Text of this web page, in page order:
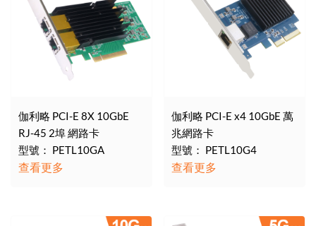
伽利略 PCI-E 8X 10GbE
RJ-45 2埠 網路卡
型號： PETL10GA
查看更多
伽利略 PCI-E x4 10GbE 萬
兆網路卡
型號： PETL10G4
查看更多